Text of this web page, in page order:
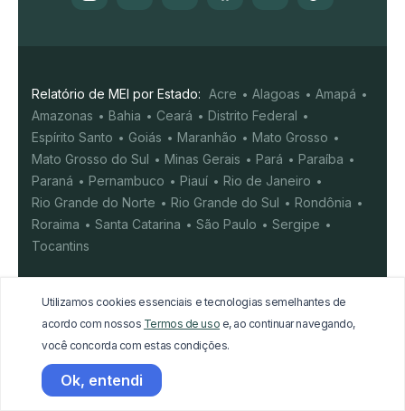
Relatório de MEI por Estado: Acre Alagoas
Amapá
Amazonas
Bahia Ceará
Distrito Federal
Espírito Santo
Goiás Maranhão
Mato Grosso
Mato Grosso do Sul
Minas Gerais Pará
Paraíba
Paraná
Pernambuco Piauí
Rio de Janeiro
Rio Grande do Norte
Rio Grande do Sul
Rondônia
Roraima
Santa Catarina São Paulo
Sergipe
Tocantins
B G H M
N
A MaisMei é uma empresa privada independente, sem
vínculo com o Governo. Nossa plataforma oferece uma
Utilizamos cookies essenciais e tecnologias semelhantes de
acordo com nossos Termos de uso e, ao continuar navegando,
você concorda com estas condições.
Ok, entendi